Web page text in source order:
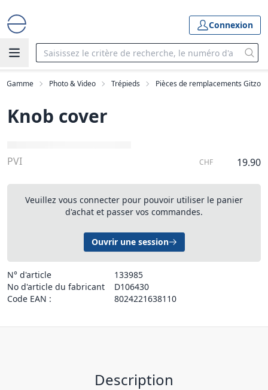
Connexion
Gamme Photo & Video Trépieds Pièces de remplacements Gitzo
Knob cover
PVI CHF 19.90
Veuillez vous connecter pour pouvoir utiliser le panier
d'achat et passer vos commandes.
Ouvrir une session
N° d'article
133985
No d'article du fabricant
D106430
Code EAN :
8024221638110
Description